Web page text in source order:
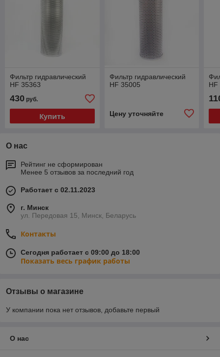
Фильтр гидравлический
HF 35363
430 руб.
Купить
Фильтр гидравлический
HF 35005
Цену уточняйте
HF
О нас
Рейтинг не сформирован
Менее 5 отзывов за последний год
Работает с 02.11.2023
г. Минск
ул. Передовая 15, Минск, Беларусь
Контакты
Сегодня работает с 09:00 до 18:00
Показать весь график работы
Отзывы о магазине
У компании пока нет отзывов, добавьте первый
О нас